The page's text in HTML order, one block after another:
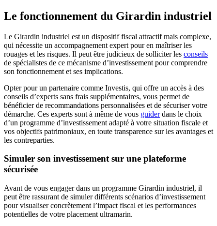
Le fonctionnement du Girardin industriel
Le Girardin industriel est un dispositif fiscal attractif mais complexe,
qui nécessite un accompagnement expert pour en maîtriser les
rouages et les risques. Il peut être judicieux de solliciter les conseils
de spécialistes de ce mécanisme d’investissement pour comprendre
son fonctionnement et ses implications.
Opter pour un partenaire comme Investis, qui offre un accès à des
conseils d’experts sans frais supplémentaires, vous permet de
bénéficier de recommandations personnalisées et de sécuriser votre
démarche. Ces experts sont à même de vous guiderdans le choix
d’un programme d’investissement adapté à votre situation fiscale et
vos objectifs patrimoniaux, en toute transparence sur les avantages et
les contreparties.
Simuler son investissement sur une plateforme
sécurisée
Avant de vous engager dans un programme Girardin industriel, il
peut être rassurant de simuler différents scénarios d’investissement
pour visualiser concrètement l’impact fiscal et les performances
potentielles de votre placement ultramarin.